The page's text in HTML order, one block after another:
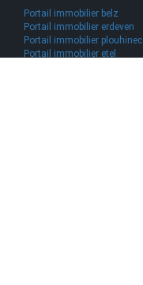
Portail immobilier belz
Portail immobilier erdeven
Portail immobilier plouhinec
Portail immobilier etel